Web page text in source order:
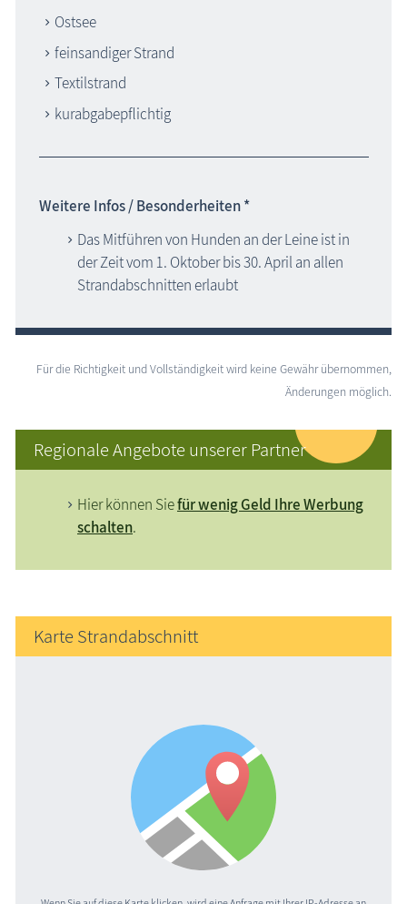
Ostsee
feinsandiger Strand
Textilstrand
kurabgabepflichtig
Weitere Infos / Besonderheiten *
Das Mitführen von Hunden an der Leine ist in
der Zeit vom 1. Oktober bis 30. April an allen
Strandabschnitten erlaubt
Für die Richtigkeit und Vollständigkeit wird keine Gewähr übernommen,
Änderungen möglich.
Regionale Angebote unserer Partner
Hier können Siefür wenig Geld Ihre Werbung
schalten.
Karte Strandabschnitt